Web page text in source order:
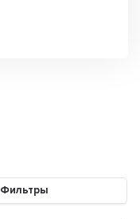
Фильтры